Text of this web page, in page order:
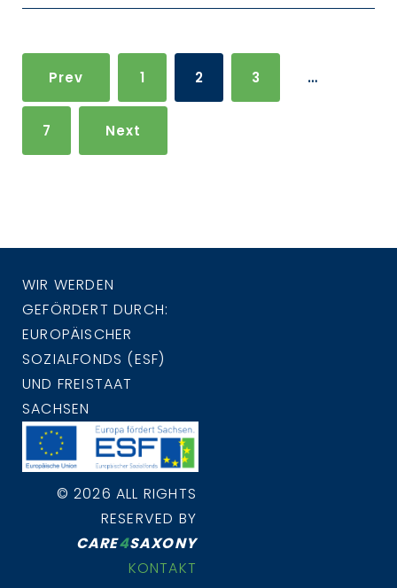
Seitennummerierung
Beiträge
Prev 1 2 3 …
7 Next
WIR WERDEN
GEFÖRDERT DURCH:
EUROPÄISCHER
SOZIALFONDS (ESF)
UND FREISTAAT
SACHSEN
© 2026 ALL RIGHTS
RESERVED BY
CARE4SAXONY
KONTAKT